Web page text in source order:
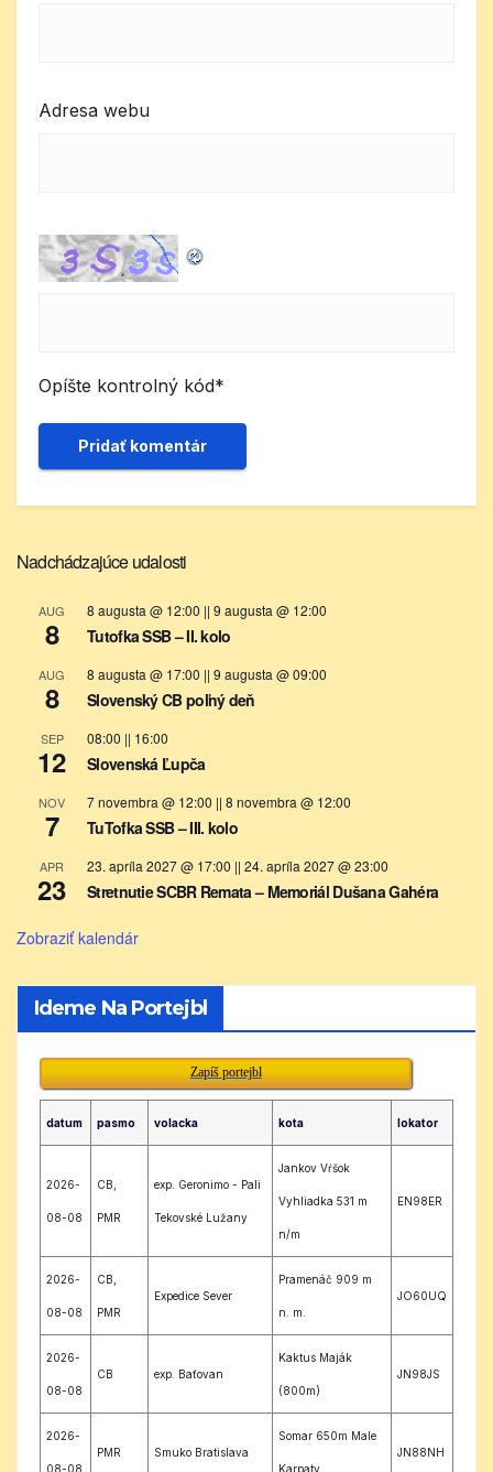
Adresa webu
Opíšte kontrolný kód*
Nadchádzajúce udalosti
AUG
8
8 augusta @ 12:00 || 9 augusta @ 12:00
Tutofka SSB – II. kolo
AUG
8
8 augusta @ 17:00 || 9 augusta @ 09:00
Slovenský CB poľný deň
SEP
12
08:00 || 16:00
Slovenská Ľupča
NOV
7
7 novembra @ 12:00 || 8 novembra @ 12:00
TuTofka SSB – III. kolo
APR
23
23. apríla 2027 @ 17:00 || 24. apríla 2027 @ 23:00
Stretnutie SCBR Remata – Memoriál Dušana Gahéra
Zobraziť kalendár
Ideme Na Portejbl
Zapíš portejbl
datum pasmo volacka kota lokator
2026-
08-08
CB,
PMR
exp. Geronimo - Pali
Tekovské Lužany
Jankov Vŕšok
Vyhliadka 531 m
n/m
EN98ER
2026-
08-08
CB,
PMR
Expedice Sever
Pramenáč 909 m
n. m.
JO60UQ
2026-
08-08
CB exp. Baťovan
Kaktus Maják
(800m)
JN98JS
2026-
08-08
PMR Smuko Bratislava
Somar 650m Male
Karpaty
JN88NH